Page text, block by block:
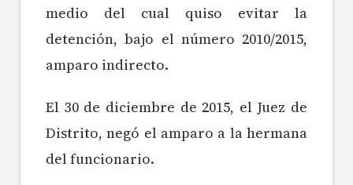
medio del cual quiso evitar la
detención, bajo el número 2010/2015,
amparo indirecto.
El 30 de diciembre de 2015, el Juez de
Distrito, negó el amparo a la hermana
del funcionario.